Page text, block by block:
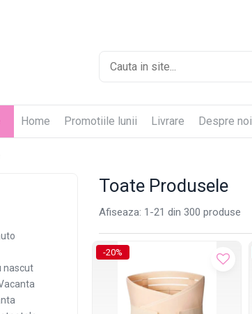
Home Promotiile lunii Livrare Despre noi
Toate Produsele
nascut
Afiseaza: 1-21 din 300 produse
-20%